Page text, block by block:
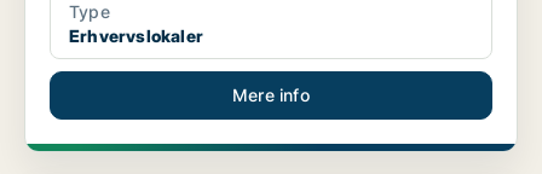
Type
Erhvervslokaler
Mere info